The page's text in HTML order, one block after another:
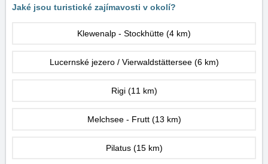
Jaké jsou turistické zajímavosti v okolí?
Klewenalp - Stockhütte (4 km)
Lucernské jezero / Vierwaldstättersee (6 km)
Rigi (11 km)
Melchsee - Frutt (13 km)
Pilatus (15 km)